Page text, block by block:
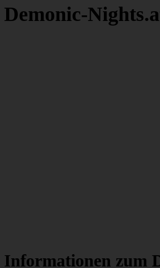
Demonic-
Informationen zum